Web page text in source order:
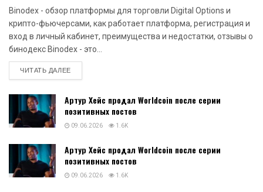
Binodex - обзор платформы для торговли Digital Options и
крипто-фьючерсами, как работает платформа, регистрация и
вход в личный кабинет, преимущества и недостатки, отзывы о
бинодекс Binodex - это...
ЧИТАТЬ ДАЛЕЕDETAILS
Артур Хейс продал Worldcoin после серии
позитивных постов
09.06.2026 1.6K
Артур Хейс продал Worldcoin после серии
позитивных постов
09.06.2026 1.6K